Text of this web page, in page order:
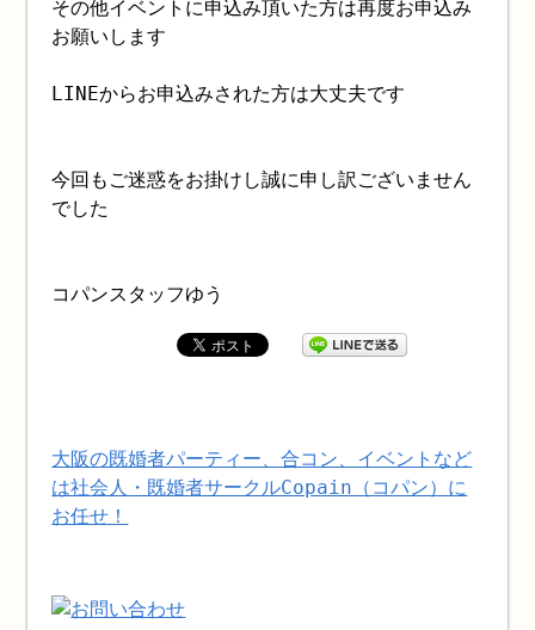
その他イベントに申込み頂いた方は再度お申込み
お願いします
LINEからお申込みされた方は大丈夫です
今回もご迷惑をお掛けし誠に申し訳ございません
でした
コパンスタッフゆう
大阪の既婚者パーティー、合コン、イベントなど
は社会人・既婚者サークルCopain（コパン）に
お任せ！